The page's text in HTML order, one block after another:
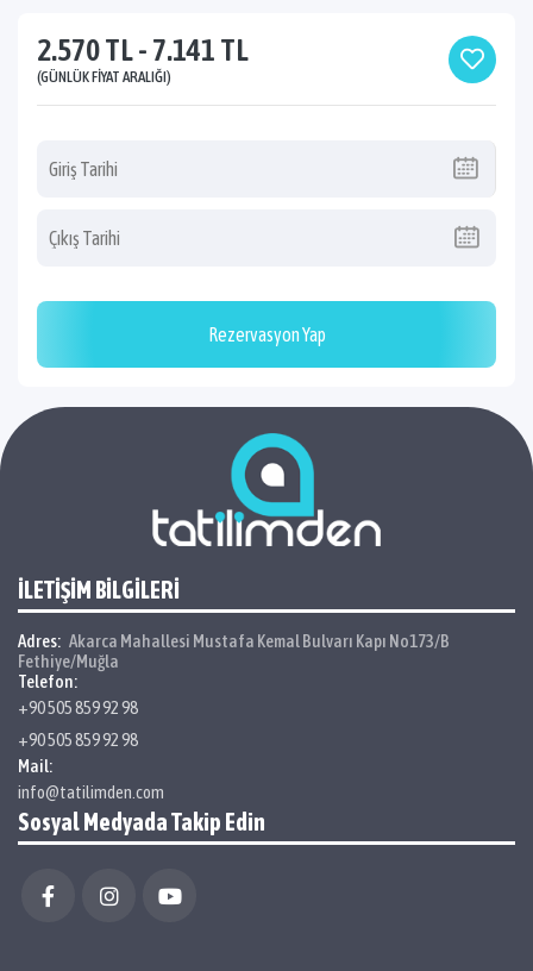
2.570 TL - 7.141 TL
(GÜNLÜK FIYAT ARALIĞI)
Rezervasyon Yap
İLETİŞİM BİLGİLERİ
Adres: Akarca Mahallesi Mustafa Kemal Bulvarı Kapı No173/B
Fethiye/Muğla
Telefon:
+90 505 859 92 98
+90 505 859 92 98
Mail:
info@tatilimden.com
Sosyal Medyada Takip Edin